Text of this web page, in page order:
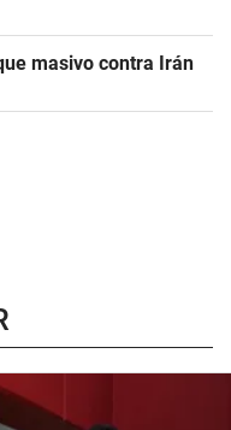
masivo contra Irán